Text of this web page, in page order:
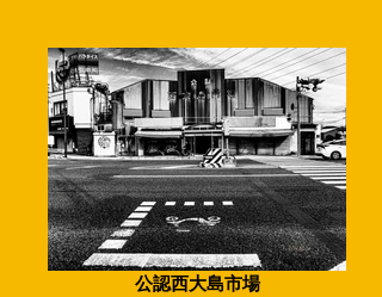
公認西大島市場